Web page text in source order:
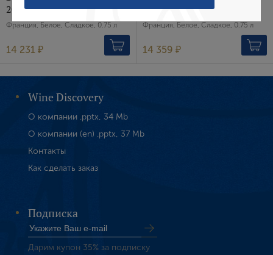
2010 г.
Франция, Белое, Сладкое, 0.75 л
14 231 ₽
2006 г.
Франция, Белое, Сладкое, 0.75 л
14 359 ₽
Wine Discovery
О компании .pptx, 34 Mb
О компании (en) .pptx, 37 Mb
Контакты
Как сделать заказ
Подписка
Дарим купон 35% за подписку
Создание учетной записи
E-mail
Пароль
Я согласен с условиями
пользовательского
соглашения